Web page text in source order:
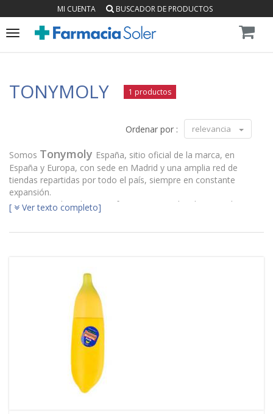
MI CUENTA BUSCADOR DE PRODUCTOS
Toggle
TONYMOLY 1 productos
Ordenar por : relevancia
Somos Tonymoly España, sitio oficial de la marca, en
España y Europa, con sede en Madrid y una amplia red de
tiendas repartidas por todo el país, siempre en constante
expansión.
Nuestra tienda online es referente nacional en la venta directa
de cosméticos Tonymoly.
unida a la tradición milenaria asiática hacia el cuidado de la piel.
Tonymoly es el ejemplo perfecto de ello, creando productos de
calidad, diferentes y respetuosos con el medio ambiente y con
ingredientes naturales.
La calidad probada de nuestros productos y su reconocido
prestigio internacional nos convierten en una marca de
[ Ver texto completo]